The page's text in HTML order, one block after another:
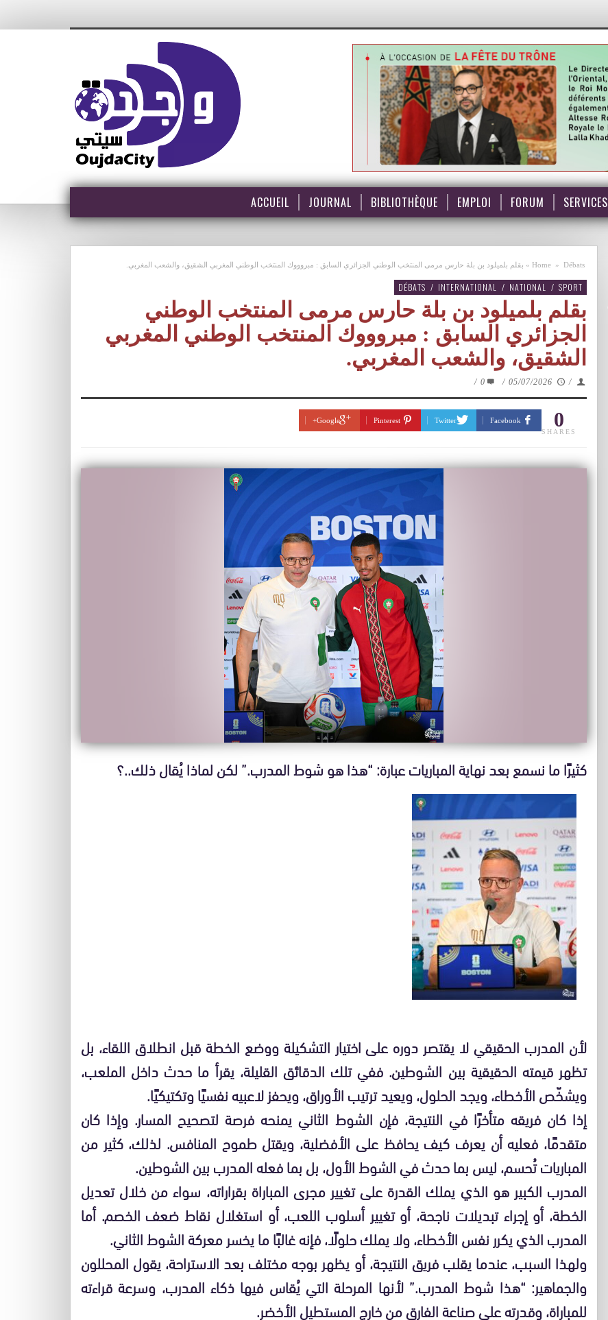
ACCUEIL JOURNAL BIBLIOTHÈQUE EMPLOI FORUM SERVICES
Home » Débats
» بقلم بلميلود بن بلة حارس مرمى المنتخب الوطني الجزائري السابق : مبروووك المنتخب الوطني المغربي الشقيق، والشعب المغربي.
DÉBATS / INTERNATIONAL / NATIONAL / SPORT
بقلم بلميلود بن بلة حارس مرمى المنتخب الوطني
الجزائري السابق : مبروووك المنتخب الوطني المغربي
الشقيق، والشعب المغربي.
/
05/07/2026
/
0
/
0
SHARES
Facebook
Twitter
Pinterest
Google+
كثيرًا ما نسمع بعد نهاية المباريات عبارة: “هذا هو شوط المدرب.” لكن لماذا يُقال ذلك..؟
لأن المدرب الحقيقي لا يقتصر دوره على اختيار التشكيلة ووضع الخطة قبل انطلاق اللقاء، بل
تظهر قيمته الحقيقية بين الشوطين. ففي تلك الدقائق القليلة، يقرأ ما حدث داخل الملعب،
ويشخّص الأخطاء، ويجد الحلول، ويعيد ترتيب الأوراق، ويحفز لاعبيه نفسيًا وتكتيكيًا.
إذا كان فريقه متأخرًا في النتيجة، فإن الشوط الثاني يمنحه فرصة لتصحيح المسار. وإذا كان
متقدمًا، فعليه أن يعرف كيف يحافظ على الأفضلية، ويقتل طموح المنافس. لذلك، كثير من
المباريات تُحسم، ليس بما حدث في الشوط الأول، بل بما فعله المدرب بين الشوطين.
المدرب الكبير هو الذي يملك القدرة على تغيير مجرى المباراة بقراراته، سواء من خلال تعديل
الخطة، أو إجراء تبديلات ناجحة، أو تغيير أسلوب اللعب، أو استغلال نقاط ضعف الخصم. أما
المدرب الذي يكرر نفس الأخطاء، ولا يملك حلولًا، فإنه غالبًا ما يخسر معركة الشوط الثاني.
ولهذا السبب، عندما يقلب فريق النتيجة، أو يظهر بوجه مختلف بعد الاستراحة، يقول المحللون
والجماهير: “هذا شوط المدرب.” لأنها المرحلة التي يُقاس فيها ذكاء المدرب، وسرعة قراءته
للمباراة، وقدرته على صناعة الفارق من خارج المستطيل الأخضر.